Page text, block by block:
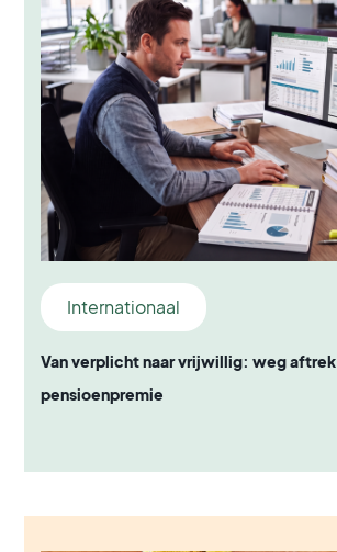
Internationaal
Van verplicht naar vrijwillig: weg aftrek
pensioenpremie